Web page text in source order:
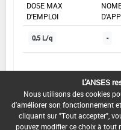
DOSE MAX
D'EMPLOI
0,5 L/q -
INTERVALLE MINIMUM
-
DATE DE RETRAIT DE
05/02/1998
L'ANSES
Nous utilisons des cookies
d'améliorer son fonctionnement
cliquant sur "Tout accepter",
pouvez modifier ce choix à tout